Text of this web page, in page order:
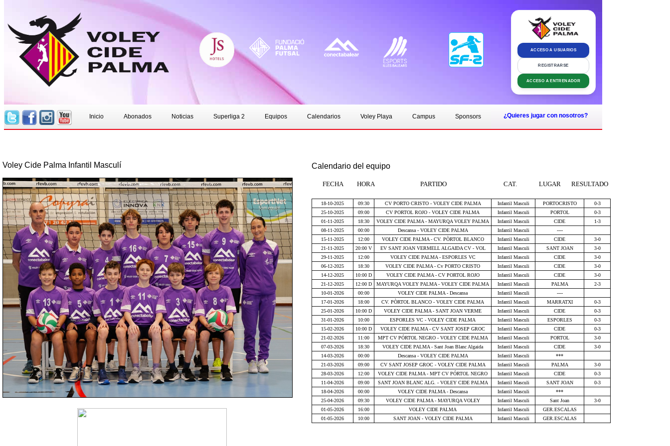
Voley Cide Palma Infantil Masculí Calendario del equipo
FECHA HORA PARTIDO CAT. LUGAR RESULTADO
18-10-2025 09:30 CV PORTO CRISTO - VOLEY CIDE PALMA Infantil Masculi PORTOCRISTO
0-3
25-10-2025
09:00 CV PORTOL ROJO - VOLEY CIDE PALMA Infantil Masculi PORTOL
0-3
01-11-2025
18:30 VOLEY CIDE PALMA - MAYURQA VOLEY PALMA Infantil Masculi CIDE
1-3
08-11-2025
00:00 Descansa - VOLEY CIDE PALMA Infantil Masculi
----
15-11-2025
12:00 VOLEY CIDE PALMA - CV. PÒRTOL BLANCO Infantil Masculi CIDE
3-0
21-11-2025
20:00 V EV SANT JOAN VERMELL ALGAIDA CV - VOL Infantil Masculi SANT JOAN
3-0
29-11-2025
12:00 VOLEY CIDE PALMA - ESPORLES VC Infantil Masculi CIDE
3-0
06-12-2025
18:30 VOLEY CIDE PALMA - Cv PORTO CRISTO Infantil Masculi CIDE
3-0
14-12-2025
10:00 D VOLEY CIDE PALMA - CV PORTOL ROJO Infantil Masculi CIDE
3-0
21-12-2025
12:00 D MAYURQA VOLEY PALMA - VOLEY CIDE PALMA Infantil Masculi PALMA
2-3
10-01-2026
00:00 VOLEY CIDE PALMA - Descansa Infantil Masculi
----
17-01-2026
18:00 CV. PÒRTOL BLANCO - VOLEY CIDE PALMA Infantil Masculi MARRATXI
0-3
25-01-2026
10:00 D VOLEY CIDE PALMA - SANT JOAN VERME Infantil Masculi CIDE
0-3
31-01-2026
10:00 ESPORLES VC - VOLEY CIDE PALMA Infantil Masculi ESPORLES
0-3
15-02-2026
10:00 D VOLEY CIDE PALMA - CV SANT JOSEP GROC Infantil Masculi CIDE
0-3
21-02-2026
11:00 MPT CV PÓRTOL NEGRO - VOLEY CIDE PALMA Infantil Masculi PORTOL
3-0
07-03-2026
18:30 VOLEY CIDE PALMA - Sant Joan Blanc Algaida Infantil Masculi CIDE
3-0
14-03-2026
00:00 Descansa - VOLEY CIDE PALMA Infantil Masculi
***
21-03-2026
09:00 CV SANT JOSEP GROC - VOLEY CIDE PALMA Infantil Masculi PALMA
3-0
28-03-2026
12:00 VOLEY CIDE PALMA - MPT CV PÓRTOL NEGRO Infantil Masculi CIDE
0-3
11-04-2026
09:00 SANT JOAN BLANC ALG. - VOLEY CIDE PALMA Infantil Masculi SANT JOAN
0-3
18-04-2026
00:00 VOLEY CIDE PALMA - Descansa Infantil Masculi
***
25-04-2026
09:30 VOLEY CIDE PALMA - MAYURQA VOLEY Infantil Masculi Sant Joan
3-0
01-05-2026
16:00 VOLEY CIDE PALMA Infantil Masculi
GER.ESCALAS
01-05-2026
10:00 SANT JOAN - VOLEY CIDE PALMA Infantil Masculi GER.ESCALAS
ACCESO A USUARIOS
REGISTRARSE
ACCESO A ENTRENADOR
Inicio Abonados Noticias Superliga 2 Equipos Calendarios Voley Playa Campus Sponsors ¿Quieres jugar con nosotros?